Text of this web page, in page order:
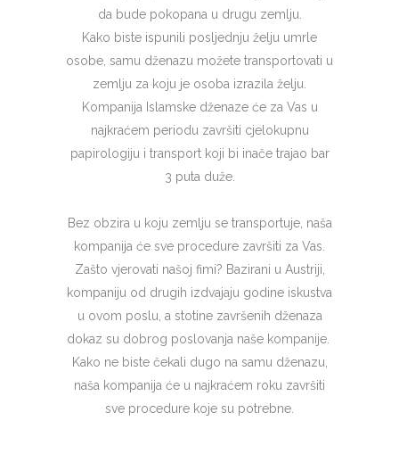
da bude pokopana u drugu zemlju.
Kako biste ispunili posljednju želju umrle
osobe, samu dženazu možete transportovati u
zemlju za koju je osoba izrazila želju.
Kompanija Islamske dženaze će za Vas u
najkraćem periodu završiti cjelokupnu
papirologiju i transport koji bi inače trajao bar
3 puta duže.
Bez obzira u koju zemlju se transportuje, naša
kompanija će sve procedure završiti za Vas.
Zašto vjerovati našoj fimi? Bazirani u Austriji,
kompaniju od drugih izdvajaju godine iskustva
u ovom poslu, a stotine završenih dženaza
dokaz su dobrog poslovanja naše kompanije.
Kako ne biste čekali dugo na samu dženazu,
naša kompanija će u najkraćem roku završiti
sve procedure koje su potrebne.